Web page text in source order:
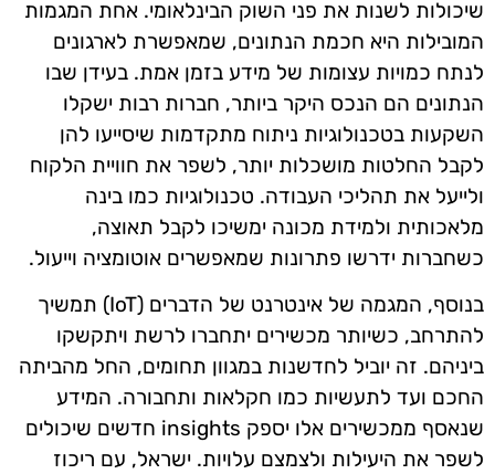
שיכולות לשנות את פני השוק הבינלאומי. אחת המגמות
המובילות היא חכמת הנתונים, שמאפשרת לארגונים
לנתח כמויות עצומות של מידע בזמן אמת. בעידן שבו
הנתונים הם הנכס היקר ביותר, חברות רבות ישקלו
השקעות בטכנולוגיות ניתוח מתקדמות שיסייעו להן
לקבל החלטות מושכלות יותר, לשפר את חוויית הלקוח
ולייעל את תהליכי העבודה. טכנולוגיות כמו בינה
מלאכותית ולמידת מכונה ימשיכו לקבל תאוצה,
כשחברות ידרשו פתרונות שמאפשרים אוטומציה וייעול.
בנוסף, המגמה של אינטרנט של הדברים (IoT) תמשיך
להתרחב, כשיותר מכשירים יתחברו לרשת ויתקשקו
ביניהם. זה יוביל לחדשנות במגוון תחומים, החל מהביתה
החכם ועד לתעשיות כמו חקלאות ותחבורה. המידע
שנאסף ממכשירים אלו יספק insights חדשים שיכולים
לשפר את היעילות ולצמצם עלויות. ישראל, עם ריכוז